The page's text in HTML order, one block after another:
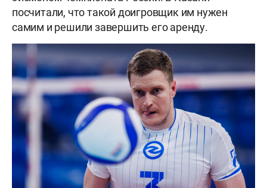
посчитали, что такой доигровщик им нужен
самим и решили завершить его аренду.